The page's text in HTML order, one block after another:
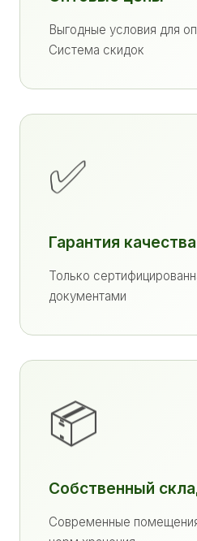
Выгодные условия для
Система скидок
✅
Гарантия качества
Только
документами
📦
Собственный
Современные